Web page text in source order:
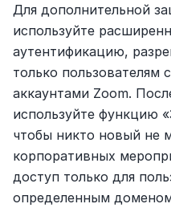
Для дополнительной
используйте
аутентификацию,
только
аккаунтами Zoom.
используйте функцию
чтобы никто новый не
корпоративных
доступ только для
определенным